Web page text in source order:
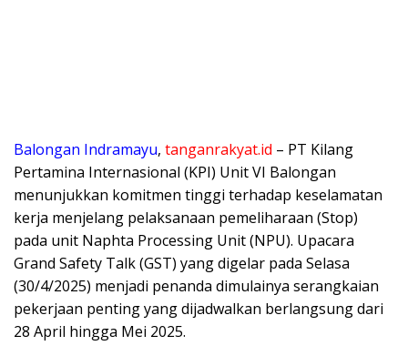
Balongan Indramayu, tanganrakyat.id – PT Kilang
Pertamina Internasional (KPI) Unit VI Balongan
menunjukkan komitmen tinggi terhadap keselamatan
kerja menjelang pelaksanaan pemeliharaan (Stop)
pada unit Naphta Processing Unit (NPU). Upacara
Grand Safety Talk (GST) yang digelar pada Selasa
(30/4/2025) menjadi penanda dimulainya serangkaian
pekerjaan penting yang dijadwalkan berlangsung dari
28 April hingga Mei 2025.